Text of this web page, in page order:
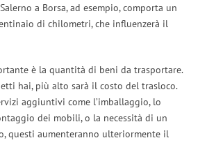
a Borsa, ad esempio, comporta un
di chilometri, che influenzerà il
è la quantità di beni da trasportare.
hai, più alto sarà il costo del trasloco.
aggiuntivi come l’imballaggio, lo
dei mobili, o la necessità di un
questi aumenteranno ulteriormente il